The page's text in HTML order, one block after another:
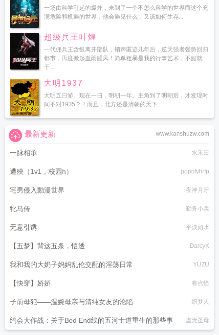
一场由科学引起的爆炸，来到了一个不怎么科学的世界而这个充
满危险和机遇的世界，他会遇见什么，又该如何生存...
超级兵王叶煌
一代佣兵王含恨离开部队，销声匿迹几年后，逆天强者强势回归
都市，再度掀起血雨腥风！简单粗暴是我的行事艺术，不服就
干...
大明1937
大明五日游。现在一日，明朝一年。主角到了明朝后，才发现时
间不对1935？！而且，北方还是清朝的天下...
www.kanshuzw.com
最新更新
一脉相承 水禾田
遭殃（1v1，校园h） popofyhrfp
宅男侵入動漫世界 夜神月牙
牝马传 勤务小兵
无意引诱 平淡如水
【五梦】背这五条，悟透 DarcyK
我和我的大奶子妈妈乱伦交配的淫荡日常 YUZU
【快穿】娇娇 有点怪
子前母犯——温婉母亲与清纯女友的沦陷 织梦人
约会大作战：关于Bed End线的五河士道重生的那些事 虚无圣母